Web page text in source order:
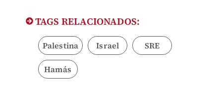
TAGS RELACIONADOS:
Palestina Israel SRE
Hamás